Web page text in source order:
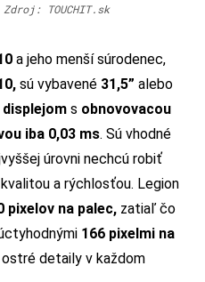
Zdroj: TOUCHIT.sk
a jeho menší súrodenec,
sú vybavené 31,5” alebo
displejom s obnovovacou
iba 0,03 ms. Sú vhodné
úrovni nechcú robiť
a rýchlosťou. Legion
pixelov na palec, zatiaľ čo
166 pixelmi na
detaily v každom